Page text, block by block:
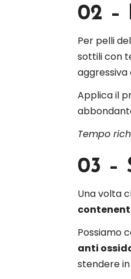
02 –
Per pelli
sottili con
aggressiva
Applica il
Tempo
03 –
Una volta
Possiamo
anti
stendere